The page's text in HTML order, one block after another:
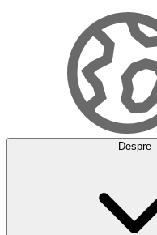
Despre